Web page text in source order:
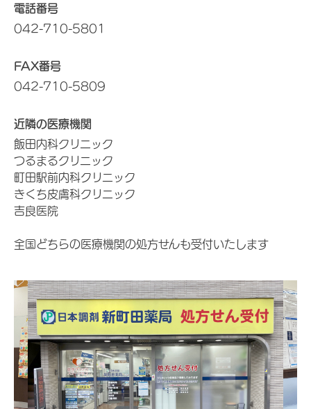
電話番号
042-710-5801
FAX番号
042-710-5809
近隣の医療機関
飯田内科クリニック
つるまるクリニック
町田駅前内科クリニック
きくち皮膚科クリニック
吉良医院
全国どちらの医療機関の処方せんも受付いたします